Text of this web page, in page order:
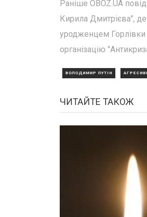
Раніше OBOZ.UA
Кирила Дмитрієва", де
уродженцем
організацію
ВОЛОДИМИР ПУТІН
ЧИТАЙТЕ ТАКОЖ